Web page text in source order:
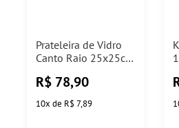
Prateleira de Vidro
Canto Raio 25x25cm
Cromado Prat-K
R$ 78,90
10x de R$ 7,89